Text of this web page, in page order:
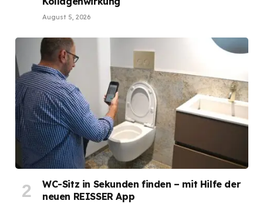
August 5, 2026
WC-Sitz in Sekunden finden – mit Hilfe der
neuen REISSER App